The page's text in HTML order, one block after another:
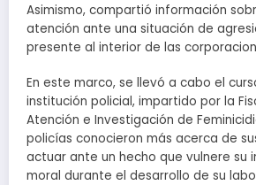
Asimismo, compartió información
atención ante una situación de
presente al interior de las
En este marco, se llevó a cabo el
institución policial, impartido por la
Atención e Investigación de
policías conocieron más acerca de
actuar ante un hecho que vulnere su
moral durante el desarrollo de su